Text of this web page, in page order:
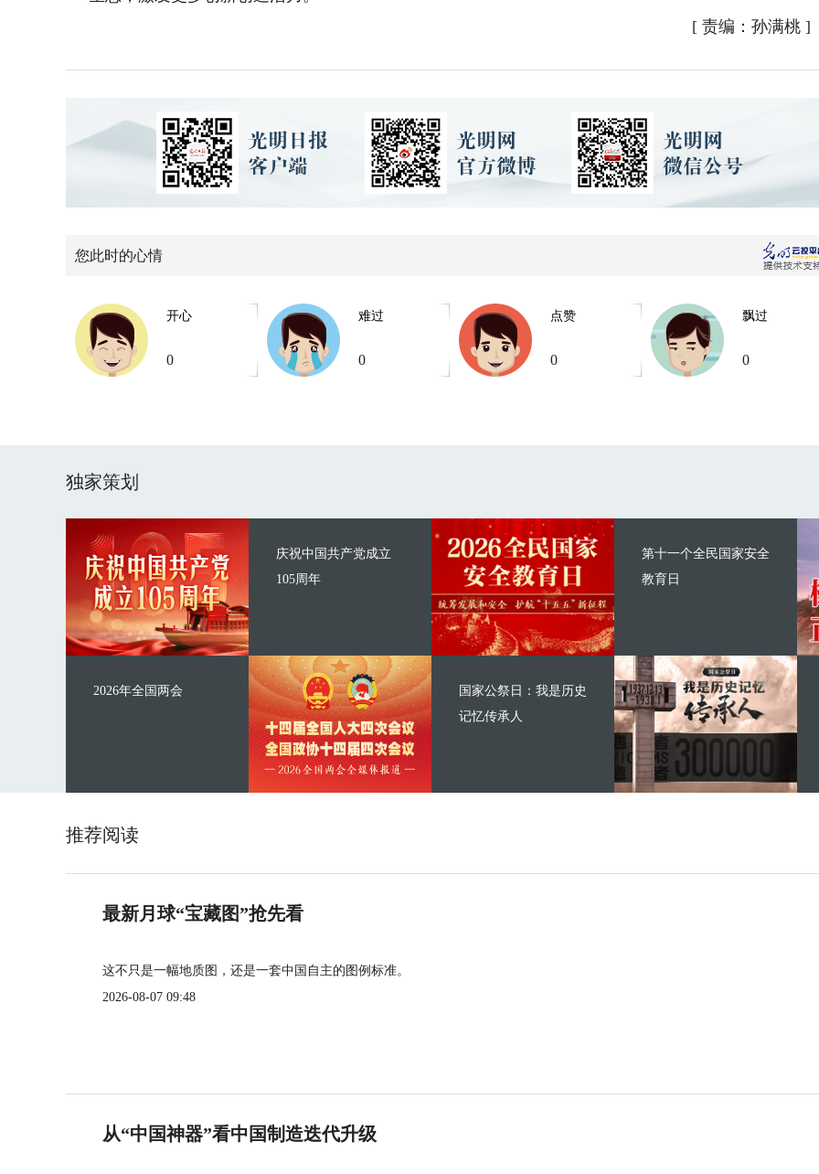
[ 责编：孙满桃 ]
您此时的心情
开心
0
难过
0
点赞
0
飘过
0
独家策划
庆祝中国共产党成立
105周年
2026年全国两会
第十一个全民国家安全
教育日
国家公祭日：我是历史
记忆传承人
推荐阅读
最新月球“宝藏图”抢先看
这不只是一幅地质图，还是一套中国自主的图例标准。
2026-08-07 09:48
从“中国神器”看中国制造迭代升级